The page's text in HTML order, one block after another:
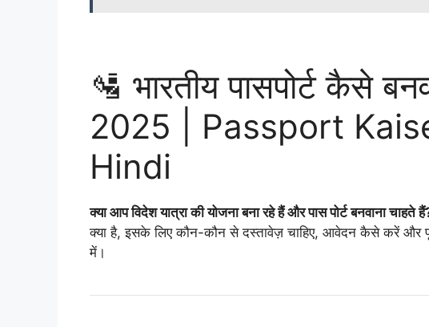
🛂 भारतीय पासपोर्ट कैसे
2025 | Passport
Hindi
क्या आप विदेश यात्रा की योजना बना रहे हैं और पास पोर्ट बनवाना चाहते
क्या है, इसके लिए कौन-कौन से दस्तावेज़ चाहिए, आवेदन कैसे करें और
में।